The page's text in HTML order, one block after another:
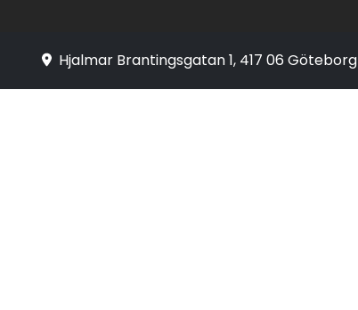
Hjalmar Brantingsgatan 1, 417 06 Göteborg